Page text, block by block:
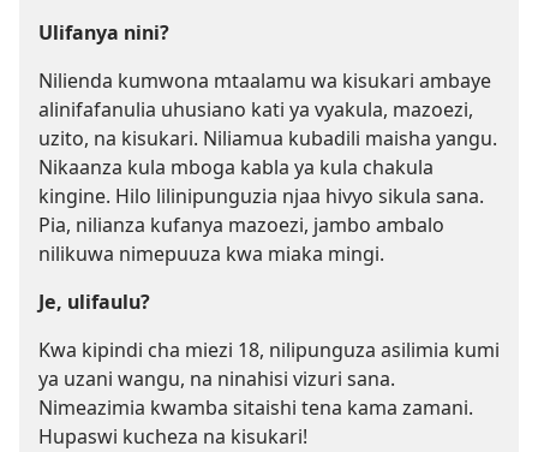
Ulifanya nini?
Nilienda kumwona mtaalamu wa kisukari ambaye
alinifafanulia uhusiano kati ya vyakula, mazoezi,
uzito, na kisukari. Niliamua kubadili maisha yangu.
Nikaanza kula mboga kabla ya kula chakula
kingine. Hilo lilinipunguzia njaa hivyo sikula sana.
Pia, nilianza kufanya mazoezi, jambo ambalo
nilikuwa nimepuuza kwa miaka mingi.
Je, ulifaulu?
Kwa kipindi cha miezi 18, nilipunguza asilimia kumi
ya uzani wangu, na ninahisi vizuri sana.
Nimeazimia kwamba sitaishi tena kama zamani.
Hupaswi kucheza na kisukari!